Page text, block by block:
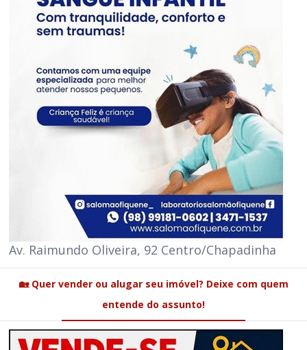
Av. Raimundo Oliveira, 92 Centro/Chapadinha
🏡 Quer vender ou alugar seu imóvel? Deixe com quem
entende do assunto!